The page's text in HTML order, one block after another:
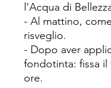
l'Acqua di
- Al mattino,
risveglio.
- Dopo aver
fondotinta: fissa
ore.